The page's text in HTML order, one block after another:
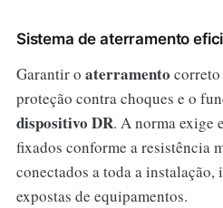
Sistema de aterramento
Garantir o aterramento correto
proteção contra choques e o
dispositivo DR. A norma exige
fixados conforme a resistência
conectados a toda a
expostas de equipamentos.